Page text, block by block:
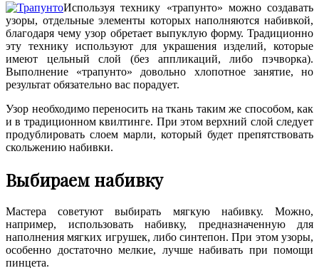
Используя технику «трапунто» можно создавать
узоры, отдельные элементы которых наполняются набивкой,
благодаря чему узор обретает выпуклую форму. Традиционно
эту технику используют для украшения изделий, которые
имеют цельный слой (без аппликаций, либо пэчворка).
Выполнение «трапунто» довольно хлопотное занятие, но
результат обязательно вас порадует.
Узор необходимо переносить на ткань таким же способом, как
и в традиционном квилтинге. При этом верхний слой следует
продублировать слоем марли, который будет препятствовать
скольжению набивки.
Выбираем набивку
Мастера советуют выбирать мягкую набивку. Можно,
например, использовать набивку, предназначенную для
наполнения мягких игрушек, либо синтепон. При этом узоры,
особенно достаточно мелкие, лучше набивать при помощи
пинцета.